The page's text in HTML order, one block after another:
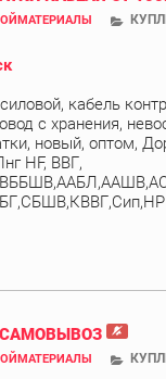
кабель
с хранения,
новый, оптом,
HF, ВВГ,